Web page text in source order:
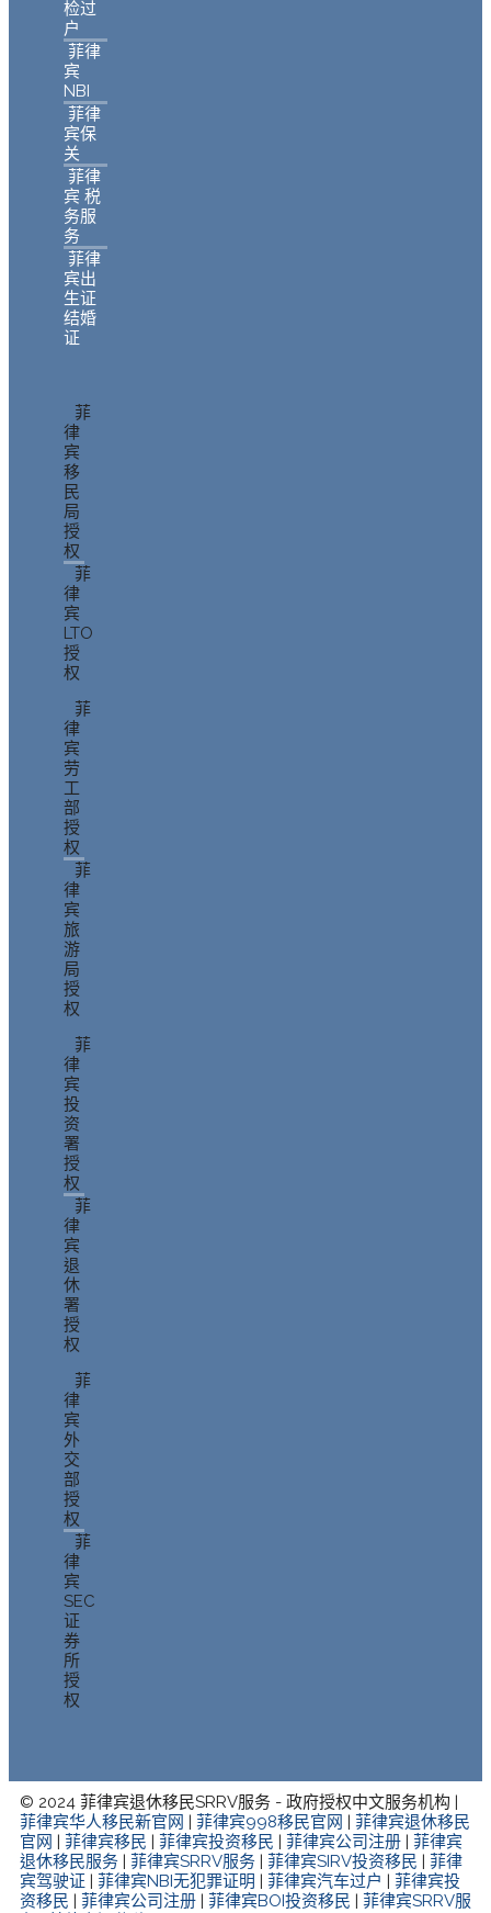
检过
户
菲律
宾
NBI
菲律
宾保
关
菲律
宾 税
务服
务
菲律
宾出
生证
结婚
证
菲
律
宾
移
民
局
授
权
菲
律
宾
LTO
授
权
菲
律
宾
劳
工
部
授
权
菲
律
宾
旅
游
局
授
权
菲
律
宾
投
资
署
授
权
菲
律
宾
退
休
署
授
权
菲
律
宾
外
交
部
授
权
菲
律
宾
SEC
证
券
所
授
权
© 2024 菲律宾退休移民SRRV服务 - 政府授权中文服务机构 |
菲律宾华人移民新官网
菲律宾998移民官网
菲律宾退休移民
官网
菲律宾移民 菲律宾投资移民 菲律宾公司注册
菲律宾
退休移民服务
菲律宾SRRV服务 菲律宾SIRV投资移民
菲律
宾驾驶证
菲律宾NBI无犯罪证明 菲律宾汽车过户
菲律宾投
资移民
菲律宾公司注册 菲律宾BOI投资移民
菲律宾SRRV服